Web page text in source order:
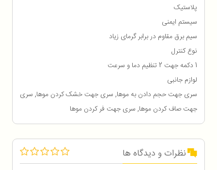
پلاستیک
سیستم ایمنی
سیم برق مقاوم در برابر گرمای زیاد
نوع کنترل
1 دکمه جهت 2 تنظیم دما و سرعت
لوازم جانبی
سری جهت حجم دادن به موها, سری جهت خشک کردن موها, سری
جهت صاف کردن موها, سری جهت فر کردن موها
نظرات و دیدگاه ها